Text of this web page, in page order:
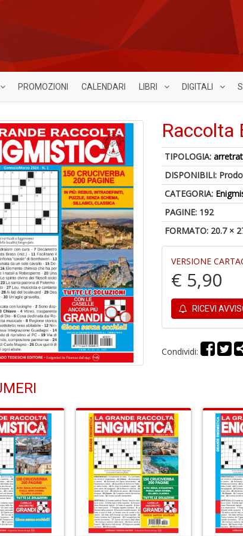
PROMOZIONI CALENDARI LIBRI DIGITALI
Raccolta
TIPOLOGIA:
DISPONIBILI:
CATEGORIA:
PAGINE: 192
FORMATO: 20.7 ×
VERSIONE
€ 5,90
RICEVI
Condividi: